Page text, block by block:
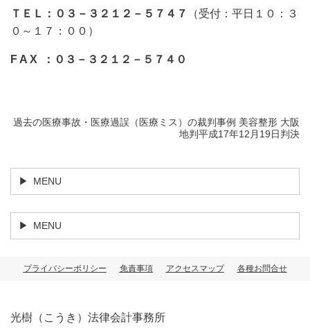
ＴＥＬ：０３－３２１２－５７４７
（受付：平日１０：３
０～１７：００）
F A X ：０３－３２１２－５７４０
過去の医療事故・医療過誤（医療ミス）の裁判事例 美容整形 大阪
地判平成17年12月19日判決
MENU
MENU
プライバシーポリシー 免責事項 アクセスマップ 各種お問合せ
光樹（こうき）法律会計事務所